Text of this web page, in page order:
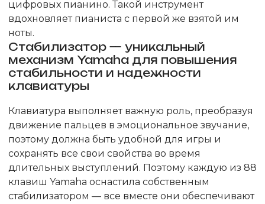
цифровых пианино. Такой инструмент
вдохновляет пианиста с первой же взятой им
ноты.
Стабилизатор — уникальный
механизм Yamaha для повышения
стабильности и надежности
клавиатуры
Клавиатура выполняет важную роль, преобразуя
движение пальцев в эмоциональное звучание,
поэтому должна быть удобной для игры и
сохранять все свои свойства во время
длительных выступлений. Поэтому каждую из 88
клавиш Yamaha оснастила собственным
стабилизатором — все вместе они обеспечивают